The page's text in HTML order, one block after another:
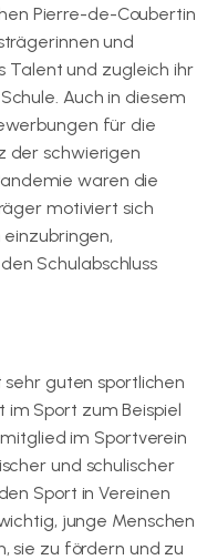
Pierre-de-Coubertin
und
Talent und zugleich ihr
Auch in diesem
für die
der schwierigen
waren die
motiviert sich
Schulabschluss
sehr guten sportlichen
Sport zum Beispiel
im Sportverein
und schulischer
Sport in Vereinen
junge Menschen
sie zu fördern und zu